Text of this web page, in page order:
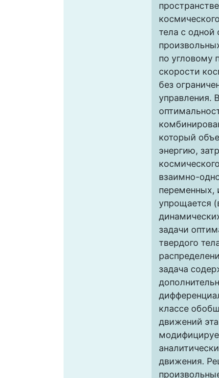
тела с
по угловому
скорости
без
управления.
который
энергию,
взаимно-
переменных,
упрощается
задачи
твердого
задача
классе
движений
движения.